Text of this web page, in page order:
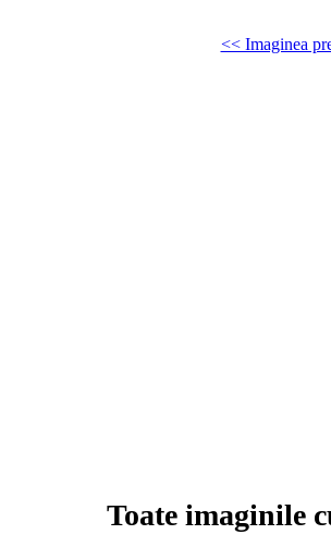
<< Imaginea
Toate imaginile